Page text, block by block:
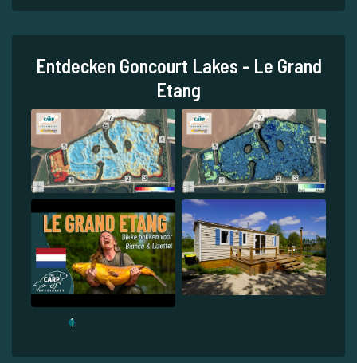
Entdecken Goncourt Lakes - Le Grand
Etang
1